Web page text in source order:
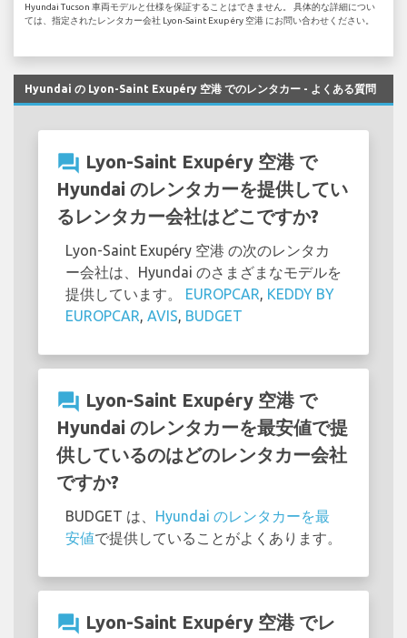
Hyundai Tucson 車両モデルと仕様を保証することはできません。 具体的な詳細につい
ては、指定されたレンタカー会社 Lyon-Saint Exupéry 空港 にお問い合わせください。
Hyundai の Lyon-Saint Exupéry 空港 でのレンタカー - よくある質問
question_answer Lyon-Saint Exupéry 空港 で
Hyundai のレンタカーを提供してい
るレンタカー会社はどこですか?
Lyon-Saint Exupéry 空港 の次のレンタカ
ー会社は、Hyundai のさまざまなモデルを
提供しています。 EUROPCAR, KEDDY BY
EUROPCAR, AVIS, BUDGET
question_answer Lyon-Saint Exupéry 空港 で
Hyundai のレンタカーを最安値で提
供しているのはどのレンタカー会社
ですか?
BUDGET は、 Hyundai のレンタカーを最
安値で提供していることがよくあります。
question_answer Lyon-Saint Exupéry 空港 でレ